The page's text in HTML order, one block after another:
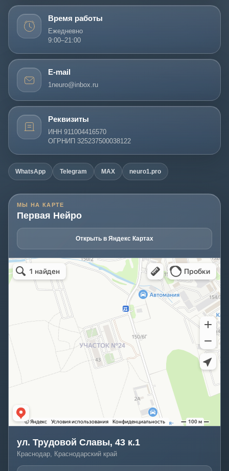
Время работы
Ежедневно
9:00–21:00
E-mail
1neuro@inbox.ru
Реквизиты
ИНН 911004416570
ОГРНИП 325237500038122
WhatsApp Telegram MAX neuro1.pro
МЫ НА КАРТЕ
Первая Нейро
Открыть в Яндекс Картах
ул. Трудовой Славы, 43 к.1
Краснодар, Краснодарский край